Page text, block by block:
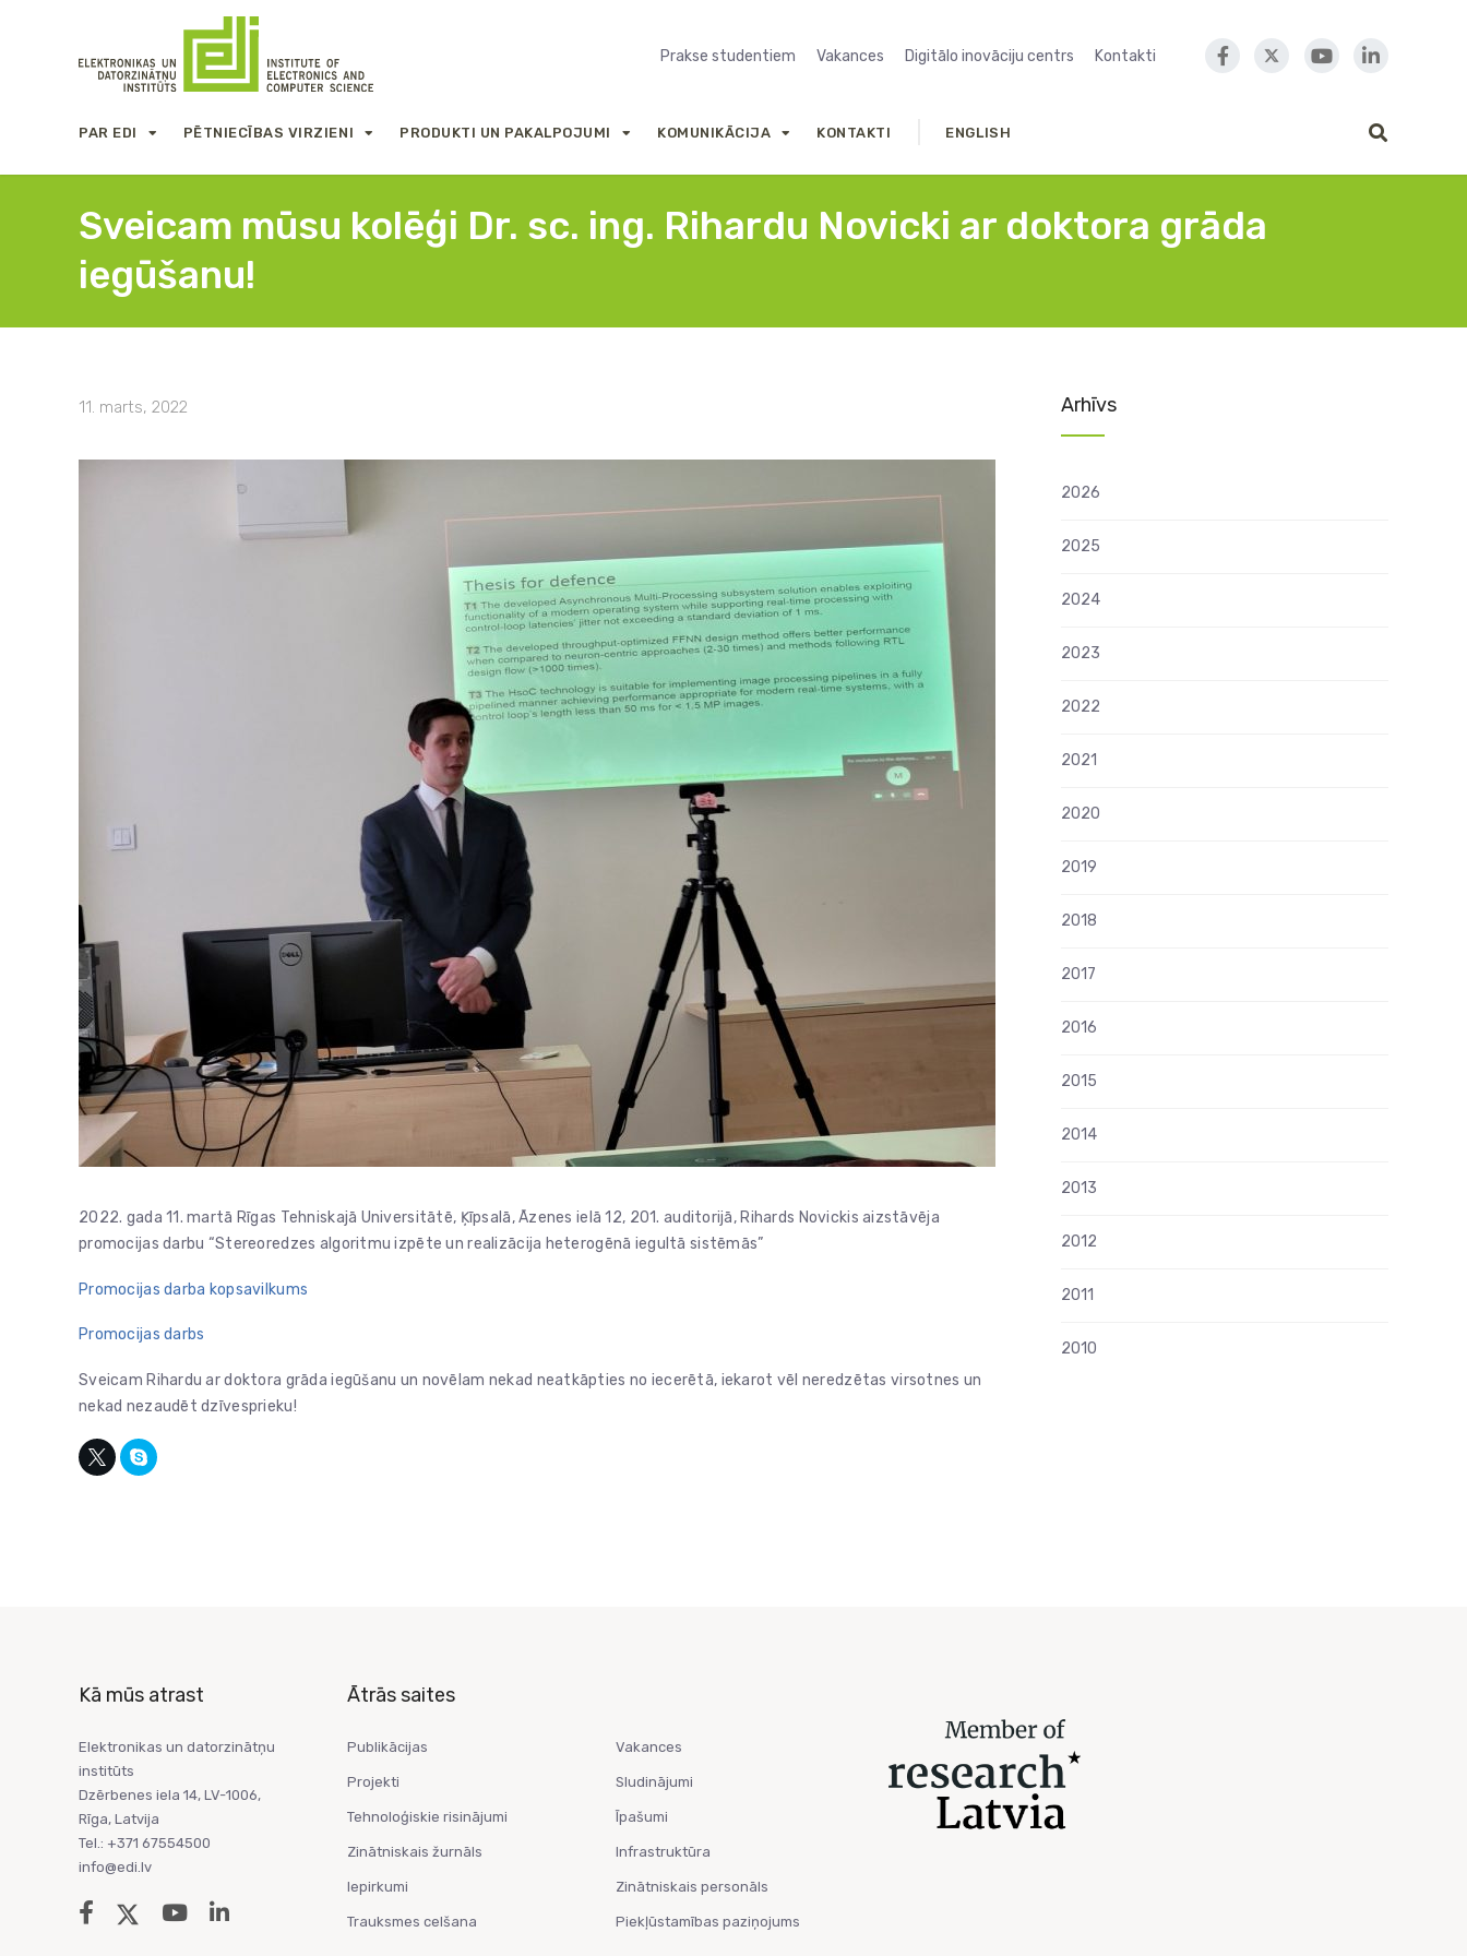
Prakse studentiem Vakances Digitālo inovāciju centrs Kontakti
PAR EDI PĒTNIECĪBAS VIRZIENI PRODUKTI UN PAKALPOJUMI KOMUNIKĀCIJA KONTAKTI ENGLISH
Sveicam mūsu kolēģi Dr. sc. ing. Rihardu Novicki ar doktora grāda
iegūšanu!
11. marts, 2022
2022. gada 11. martā Rīgas Tehniskajā Universitātē, Ķīpsalā, Āzenes ielā 12, 201. auditorijā, Rihards Novickis aizstāvēja
promocijas darbu “Stereoredzes algoritmu izpēte un realizācija heterogēnā iegultā sistēmās”
Promocijas darba kopsavilkums
Promocijas darbs
Sveicam Rihardu ar doktora grāda iegūšanu un novēlam nekad neatkāpties no iecerētā, iekarot vēl neredzētas virsotnes un
nekad nezaudēt dzīvesprieku!
Arhīvs
2026
2025
2024
2023
2022
2021
2020
2019
2018
2017
2016
2015
2014
2013
2012
2011
2010
Kā mūs atrast
Elektronikas un datorzinātņu
institūts
Dzērbenes iela 14, LV-1006,
Rīga, Latvija
Tel.: +371 67554500
info@edi.lv
Ātrās saites
Publikācijas
Projekti
Tehnoloģiskie risinājumi
Zinātniskais žurnāls
Iepirkumi
Trauksmes celšana
Vakances
Sludinājumi
Īpašumi
Infrastruktūra
Zinātniskais personāls
Piekļūstamības paziņojums